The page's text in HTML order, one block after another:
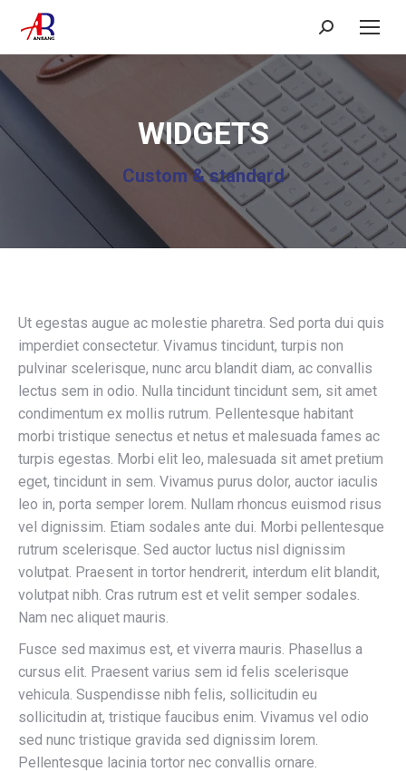
Search:
WIDGETS
Custom & standard
Ut egestas augue ac molestie pharetra. Sed porta dui quis
imperdiet consectetur. Vivamus tincidunt, turpis non
pulvinar scelerisque, nunc arcu blandit diam, ac convallis
lectus sem in odio. Nulla tincidunt tincidunt sem, sit amet
condimentum ex mollis rutrum. Pellentesque habitant
morbi tristique senectus et netus et malesuada fames ac
turpis egestas. Morbi elit leo, malesuada sit amet pretium
eget, tincidunt in sem. Vivamus purus dolor, auctor iaculis
leo in, porta semper lorem. Nullam rhoncus euismod risus
vel dignissim. Etiam sodales ante dui. Morbi pellentesque
rutrum scelerisque. Sed auctor luctus nisl dignissim
volutpat. Praesent in tortor hendrerit, interdum elit blandit,
volutpat nibh. Cras rutrum est et velit semper sodales.
Nam nec aliquet mauris.
Fusce sed maximus est, et viverra mauris. Phasellus a
cursus elit. Praesent varius sem id felis scelerisque
vehicula. Suspendisse nibh felis, sollicitudin eu
sollicitudin at, tristique faucibus enim. Vivamus vel odio
sed nunc tristique gravida sed dignissim lorem.
Pellentesque lacinia tortor nec convallis ornare.